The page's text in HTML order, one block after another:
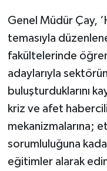
Genel Müdür Çay,
temasıyla
fakültelerinde
adaylarıyla
buluşturduklarını
kriz ve afet
mekanizmalarına;
sorumluluğuna
eğitimler alarak